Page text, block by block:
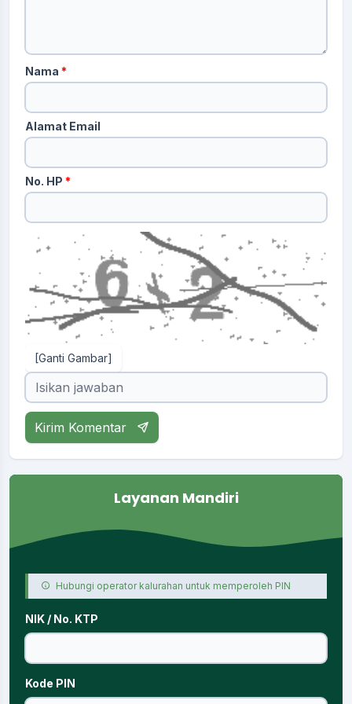
Nama *
Alamat Email
No. HP *
[Ganti Gambar]
Kirim Komentar
Layanan Mandiri
Hubungi operator kalurahan untuk memperoleh PIN
NIK / No. KTP
Kode PIN